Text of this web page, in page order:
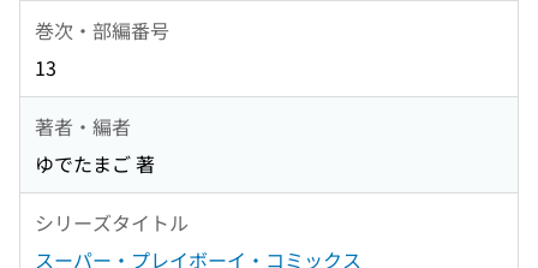
巻次・部編番号
13
著者・編者
ゆでたまご 著
シリーズタイトル
スーパー・プレイボーイ・コミックス